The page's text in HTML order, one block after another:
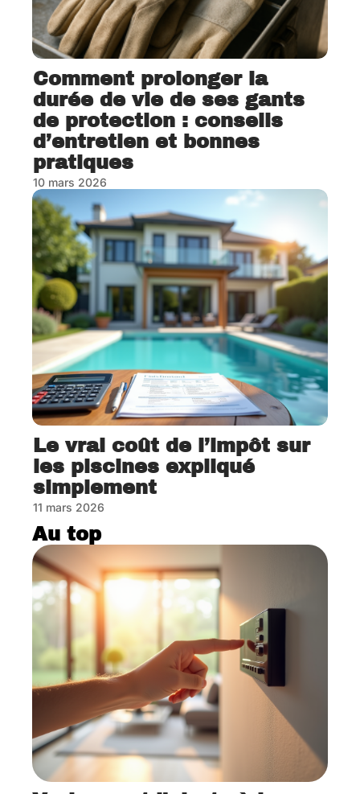
Comment prolonger la
durée de vie de ses gants
de protection : conseils
d’entretien et bonnes
pratiques
10 mars 2026
Le vrai coût de l’impôt sur
les piscines expliqué
simplement
11 mars 2026
Au top